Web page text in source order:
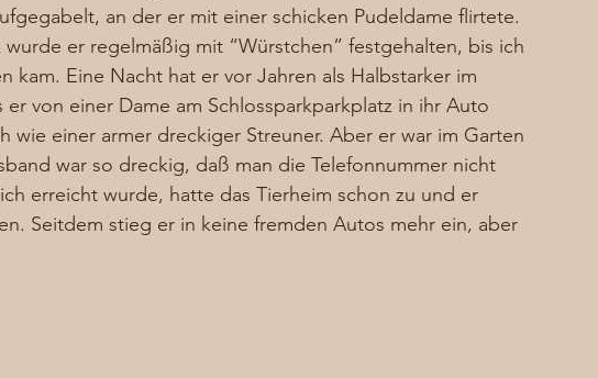
an der er mit einer schicken Pudeldame flirtete.
er regelmäßig mit “Würstchen” festgehalten, bis ich
kam. Eine Nacht hat er vor Jahren als Halbstarker im
von einer Dame am Schlossparkparkplatz in ihr Auto
wie einer armer dreckiger Streuner. Aber er war im Garten
war so dreckig, daß man die Telefonnummer nicht
erreicht wurde, hatte das Tierheim schon zu und er
Seitdem stieg er in keine fremden Autos mehr ein, aber